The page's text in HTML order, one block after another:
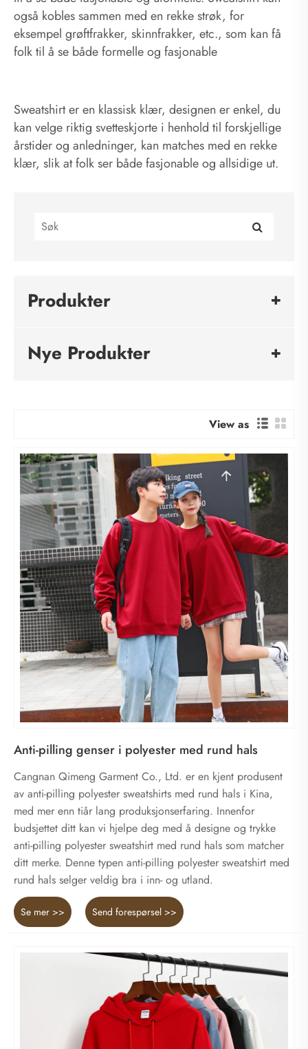
også kobles sammen med en rekke strøk, for
eksempel grøftfrakker, skinnfrakker, etc., som kan få
folk til å se både formelle og fasjonable
Sweatshirt er en klassisk klær, designen er enkel, du
kan velge riktig svetteskjorte i henhold til forskjellige
årstider og anledninger, kan matches med en rekke
klær, slik at folk ser både fasjonable og allsidige ut.
Produkter
Nye Produkter
View as
Anti-pilling genser i polyester med rund hals
Cangnan Qimeng Garment Co., Ltd. er en kjent produsent
av anti-pilling polyester sweatshirts med rund hals i Kina,
med mer enn tiår lang produksjonserfaring. Innenfor
budsjettet ditt kan vi hjelpe deg med å designe og trykke
anti-pilling polyester sweatshirt med rund hals som matcher
ditt merke. Denne typen anti-pilling polyester sweatshirt med
rund hals selger veldig bra i inn- og utland.
Se mer >> Send forespørsel >>